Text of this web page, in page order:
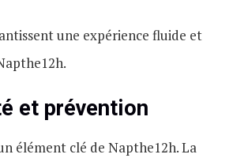
une expérience fluide et
et prévention
élément clé de Napthe12h. La